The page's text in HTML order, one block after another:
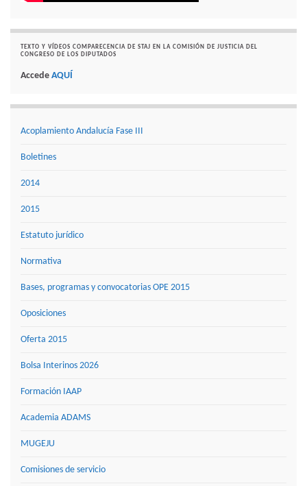
TEXTO Y VÍDEOS COMPARECENCIA DE STAJ EN LA COMISIÓN DE JUSTICIA DEL
CONGRESO DE LOS DIPUTADOS
Accede AQUÍ
Acoplamiento Andalucía Fase III
Boletines
2014
2015
Estatuto jurídico
Normativa
Bases, programas y convocatorias OPE 2015
Oposiciones
Oferta 2015
Bolsa Interinos 2026
Formación IAAP
Academia ADAMS
MUGEJU
Comisiones de servicio